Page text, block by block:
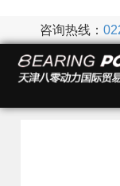
咨询热线：